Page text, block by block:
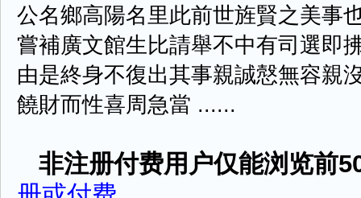
公名鄉高陽名里此前世旌賢之美事
嘗補廣文館生比請舉不中有司選即
由是終身不復出其事親誠慤無容親
饒財而性喜周急當 ......
非注册付费用户仅能浏览前